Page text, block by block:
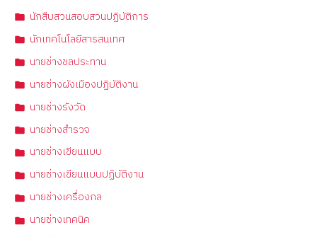
นักสืบสวนสอบสวนปฏิบัติการ
นักเทคโนโลยีสารสนเทศ
นายช่างชลประทาน
นายช่างผังเมืองปฏิบัติงาน
นายช่างรังวัด
นายช่างสำรวจ
นายช่างเขียนแบบ
นายช่างเขียนแบบปฏิบัติงาน
นายช่างเครื่องกล
นายช่างเทคนิค